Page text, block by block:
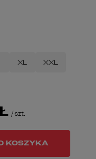
XL XXL
/ szt.
KOSZYKA